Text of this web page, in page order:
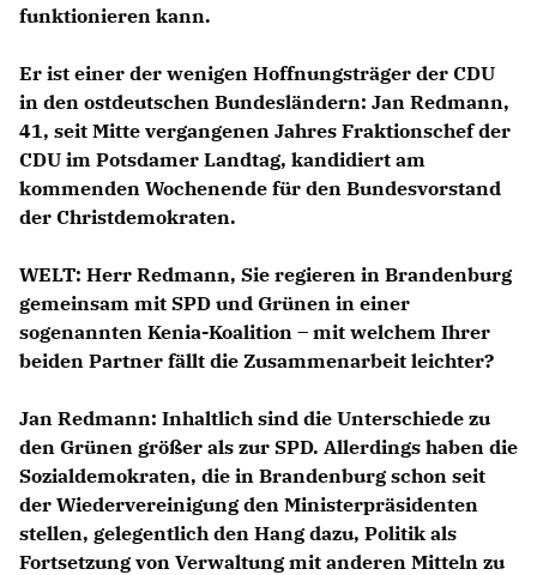
funktionieren kann.
Er ist einer der wenigen Hoffnungsträger der CDU
in den ostdeutschen Bundesländern: Jan Redmann,
41, seit Mitte vergangenen Jahres Fraktionschef der
CDU im Potsdamer Landtag, kandidiert am
kommenden Wochenende für den Bundesvorstand
der Christdemokraten.
WELT: Herr Redmann, Sie regieren in Brandenburg
gemeinsam mit SPD und Grünen in einer
sogenannten Kenia-Koalition – mit welchem Ihrer
beiden Partner fällt die Zusammenarbeit leichter?
Jan Redmann: Inhaltlich sind die Unterschiede zu
den Grünen größer als zur SPD. Allerdings haben die
Sozialdemokraten, die in Brandenburg schon seit
der Wiedervereinigung den Ministerpräsidenten
stellen, gelegentlich den Hang dazu, Politik als
Fortsetzung von Verwaltung mit anderen Mitteln zu